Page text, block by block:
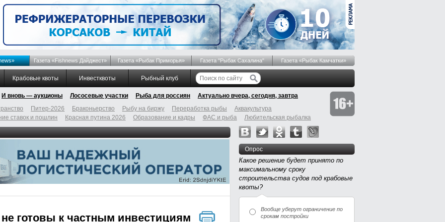
Газета «Fishnews Дайджест» Газета «Рыбак Приморья» Газета "Рыбак Сахалина" Газета «Рыбак Камчатки»
Крабовые квоты Инвестквоты Рыбный клуб
И вновь — аукционы Лососевые участки Рыба для россиян
Актуально вчера, сегодня, завтра
Питер-2026 Браконьерство Рыбу на биржу Переработка рыбы
Аквакультура
ставок и пошлин Красная путина 2026 Образование и кадры ФАС и рыба Любительская рыбалка
готовы к частным инвестициям
Опрос
Какое решение будет принято по
максимальному сроку
строительства судов под крабовые
квоты?
Вообще уберут ограничение по
срокам постройки